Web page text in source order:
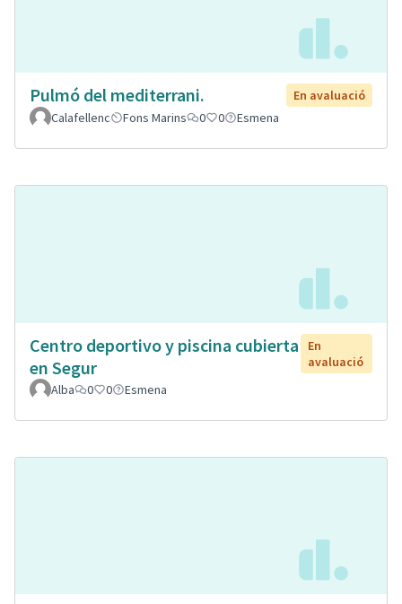
Pulmó del mediterrani.
En avaluació
Calafellenc
Fons Marins 0 0 Esmena
Centro deportivo y piscina cubierta
en Segur
En
avaluació
Alba
0 0 Esmena